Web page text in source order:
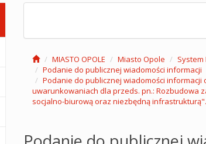
MIASTO OPOLE Miasto Opole
Podanie do publicznej wiadomości informacji
Podanie do publicznej wiadomości informacji
uwarunkowaniach dla przeds. pn.: Rozbudowa
socjalno-biurową oraz niezbędną infrastrukturą".